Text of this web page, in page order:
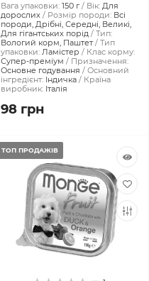
Вага упаковки: 150 г Вік: Для
дорослих
Розмір породи: Всі
породи, Дрібні, Середні, Великі,
Для гігантських порід
Тип:
Вологий корм, Паштет
Тип
упаковки: Ламістер
Клас корму:
Супер-преміум
Призначення:
Основне годування
Основний
інгредієнт: Індичка
Країна
виробник: Італія
98 грн
ТОП ПРОДАЖІВ